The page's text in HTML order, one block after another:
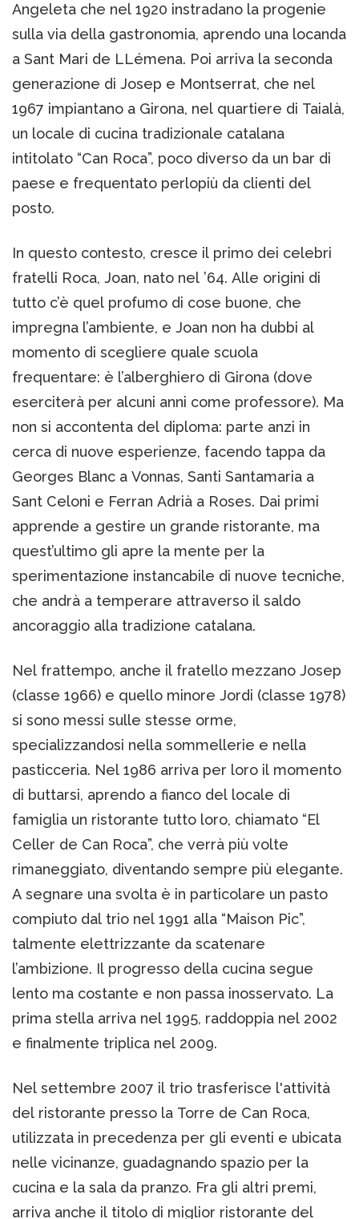
Angeleta che nel 1920 instradano la progenie
sulla via della gastronomia, aprendo una locanda
a Sant Mari de LLémena. Poi arriva la seconda
generazione di Josep e Montserrat, che nel
1967 impiantano a Girona, nel quartiere di Taialà,
un locale di cucina tradizionale catalana
intitolato “Can Roca”, poco diverso da un bar di
paese e frequentato perlopiù da clienti del
posto.
In questo contesto, cresce il primo dei celebri
fratelli Roca, Joan, nato nel ’64. Alle origini di
tutto c’è quel profumo di cose buone, che
impregna l’ambiente, e Joan non ha dubbi al
momento di scegliere quale scuola
frequentare: è l’alberghiero di Girona (dove
eserciterà per alcuni anni come professore). Ma
non si accontenta del diploma: parte anzi in
cerca di nuove esperienze, facendo tappa da
Georges Blanc a Vonnas, Santi Santamaria a
Sant Celoni e Ferran Adrià a Roses. Dai primi
apprende a gestire un grande ristorante, ma
quest’ultimo gli apre la mente per la
sperimentazione instancabile di nuove tecniche,
che andrà a temperare attraverso il saldo
ancoraggio alla tradizione catalana.
Nel frattempo, anche il fratello mezzano Josep
(classe 1966) e quello minore Jordi (classe 1978)
si sono messi sulle stesse orme,
specializzandosi nella sommellerie e nella
pasticceria. Nel 1986 arriva per loro il momento
di buttarsi, aprendo a fianco del locale di
famiglia un ristorante tutto loro, chiamato “El
Celler de Can Roca”, che verrà più volte
rimaneggiato, diventando sempre più elegante.
A segnare una svolta è in particolare un pasto
compiuto dal trio nel 1991 alla “Maison Pic”,
talmente elettrizzante da scatenare
l’ambizione. Il progresso della cucina segue
lento ma costante e non passa inosservato. La
prima stella arriva nel 1995, raddoppia nel 2002
e finalmente triplica nel 2009.
Nel settembre 2007 il trio trasferisce l'attività
del ristorante presso la Torre de Can Roca,
utilizzata in precedenza per gli eventi e ubicata
nelle vicinanze, guadagnando spazio per la
cucina e la sala da pranzo. Fra gli altri premi,
arriva anche il titolo di miglior ristorante del